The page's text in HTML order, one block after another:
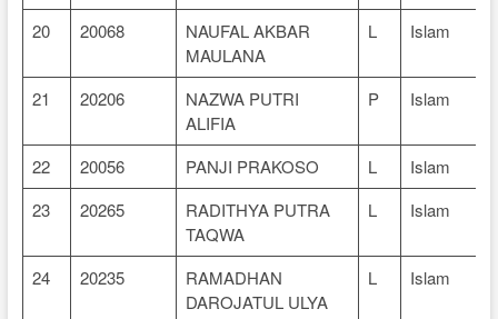
20 20068
NAUFAL AKBAR
MAULANA
L Islam
21 20206
NAZWA PUTRI
ALIFIA
P Islam
22 20056 PANJI PRAKOSO L
Islam
23
20265
RADITHYA PUTRA
TAQWA
L Islam
24 20235
RAMADHAN
DAROJATUL ULYA
L Islam